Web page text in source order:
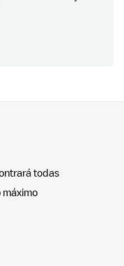
todas
máximo